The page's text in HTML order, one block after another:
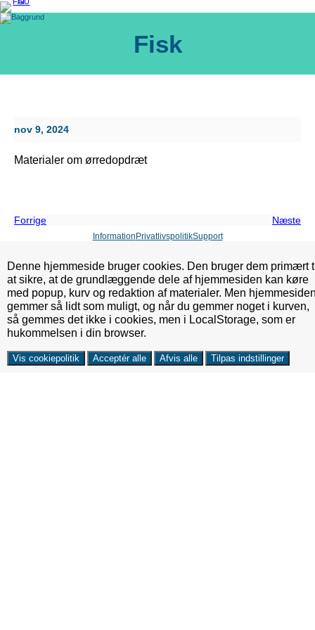
Spring
til
indhold
Fisk
nov 9, 2024
Materialer om ørredopdræt
Forrige Næste
Information PrivatlivspolitikSupport
Denne hjemmeside bruger cookies. Den bruger dem primært
at sikre, at de grundlæggende dele af hjemmesiden kan køre
med popup, kurv og redaktion af materialer. Men
gemmer så lidt som muligt, og når du gemmer noget i kurven,
så gemmes det ikke i cookies, men i LocalStorage, som er
hukommelsen i din browser.
Vis cookiepolitik Acceptér alle Afvis alle Tilpas indstillinger